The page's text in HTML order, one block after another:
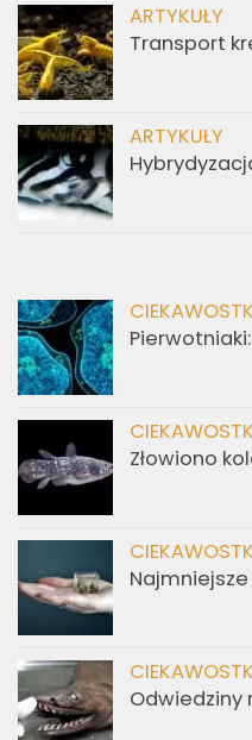
ARTYKUŁY
Transport
ARTYKUŁY
Złowiono
Odwiedziny